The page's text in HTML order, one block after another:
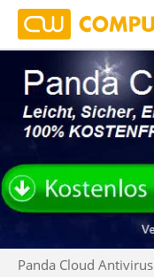
Panda Cloud